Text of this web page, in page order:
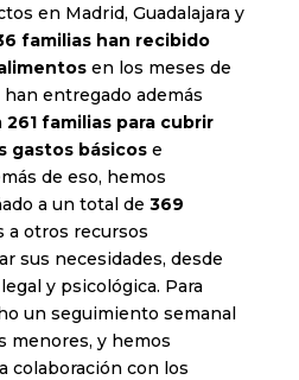
en Madrid, Guadalajara y
familias han recibido
en los meses de
han entregado además
261 familias para cubrir
gastos básicose
de eso, hemos
a un total de 369
a otros recursos
sus necesidades, desde
y psicológica. Para
un seguimiento semanal
menores, y hemos
colaboración con los